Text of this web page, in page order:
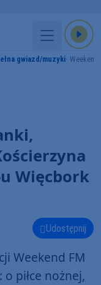
gwiazd/muzyki Weekend
Więcbork
Udostępnij
Weekend FM
piłce nożnej,